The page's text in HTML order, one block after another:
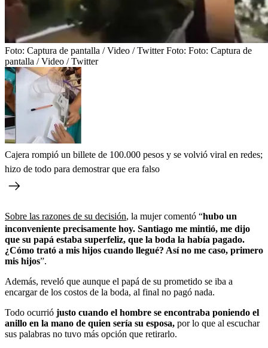
Foto: Captura de pantalla / Video / TwitterFoto: Foto: Captura de
pantalla / Video / Twitter
Cajera rompió un billete de 100.000 pesos y se volvió viral en redes;
hizo de todo para demostrar que era falso
Sobre las razones de su decisión, la mujer comentó “hubo un
inconveniente precisamente hoy. Santiago me mintió, me dijo
que su papá estaba superfeliz, que la boda la había pagado.
¿Cómo trató a mis hijos cuando llegué? Así no me caso, primero
mis hijos”.
Además, reveló que aunque el papá de su prometido se iba a
encargar de los costos de la boda, al final no pagó nada.
Todo ocurrió justo cuando el hombre se encontraba poniendo el
anillo en la mano de quien sería su esposa, por lo que al escuchar
sus palabras no tuvo más opción que retirarlo.